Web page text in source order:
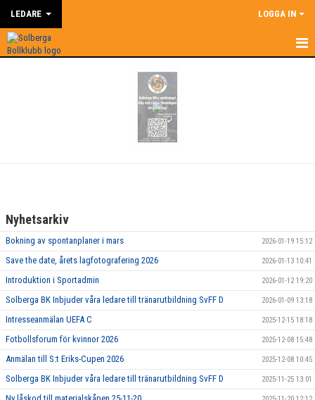
LEDARE LOGGA IN
DOKUMENT
BILDGALLERI
Nyhetsarkiv
Bokning av spontanplaner i mars 2026-01-19 15:12
Save the date, årets lagfotografering 2026 2026-01-13 10:41
Introduktion i Sportadmin 2026-01-12 19:20
Solberga BK Inbjuder våra ledare till tränarutbildning SvFF D 2026-01-09 13:18
Intresseanmälan UEFA C 2025-12-15 18:18
Fotbollsforum för kvinnor 2026 2025-12-08 15:48
Anmälan till S:t Eriks-Cupen 2026 2025-12-08 10:45
Solberga BK Inbjuder våra ledare till tränarutbildning SvFF D 2025-11-25 13:01